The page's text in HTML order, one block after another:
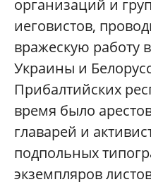
организаций и
иеговистов,
вражескую работу
Украины и
Прибалтийских
время было
главарей и
подпольных
экземпляров